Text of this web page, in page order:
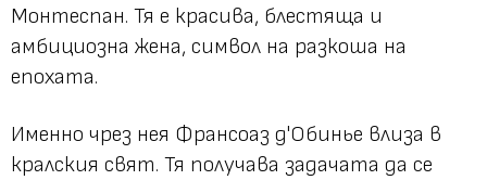
Монтеспан. Тя е красива, блестяща и
амбициозна жена, символ на разкоша на
епохата.
Именно чрез нея Франсоаз д'Обинье влиза в
кралския свят. Тя получава задачата да се